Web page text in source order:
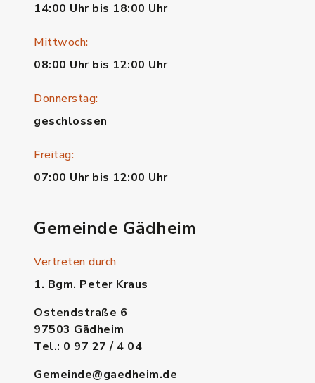
14:00 Uhr bis 18:00 Uhr
Mittwoch:
08:00 Uhr bis 12:00 Uhr
Donnerstag:
geschlossen
Freitag:
07:00 Uhr bis 12:00 Uhr
Gemeinde Gädheim
Vertreten durch
1. Bgm. Peter Kraus
Ostendstraße 6
97503 Gädheim
Tel.: 0 97 27 / 4 04
Gemeinde@gaedheim.de